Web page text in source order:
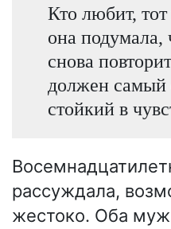
Кто любит,
она подумала,
снова
должен
стойкий в
рассуждала,
жестоко. Оба